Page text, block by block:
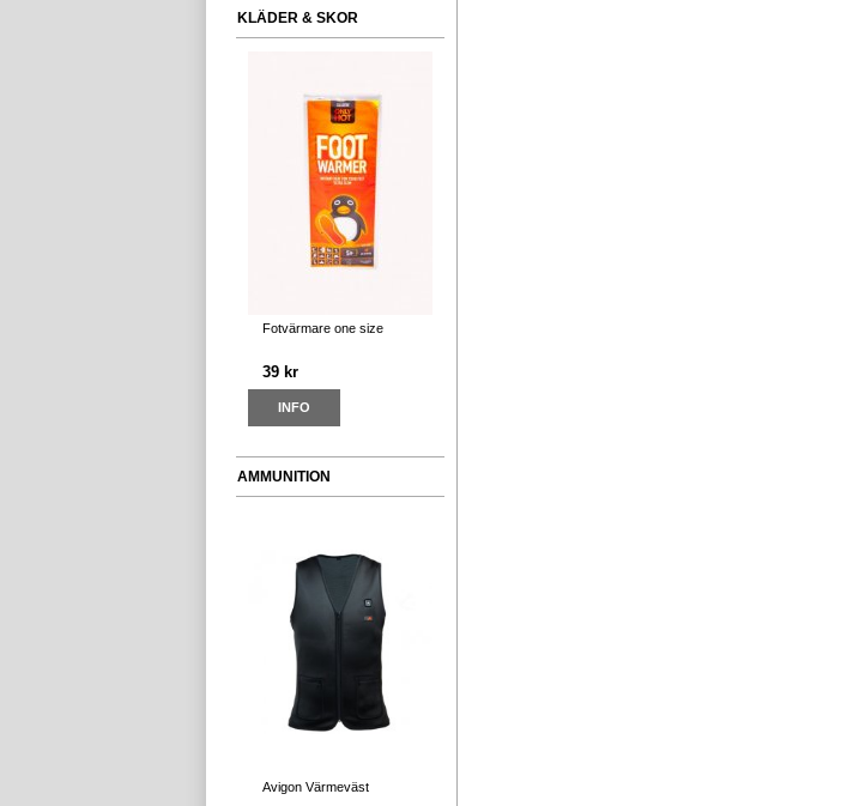
KLÄDER & SKOR
Fotvärmare one size
39 kr
INFO
AMMUNITION
Avigon Värmeväst